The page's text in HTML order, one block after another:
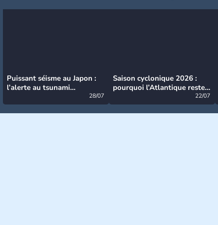
Puissant séisme au Japon :
l’alerte au tsunami
28/07
Saison cyclonique 2026 :
pourquoi l’Atlantique reste
22/07